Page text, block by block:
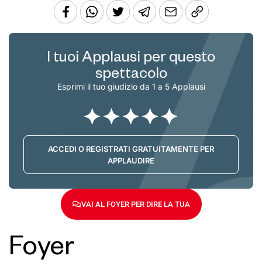
I tuoi Applausi per questo
spettacolo
Esprimi il tuo giudizio da 1 a 5 Applausi
ACCEDI O REGISTRATI GRATUITAMENTE PER
APPLAUDIRE
VAI AL FOYER PER DIRE LA TUA
Foyer